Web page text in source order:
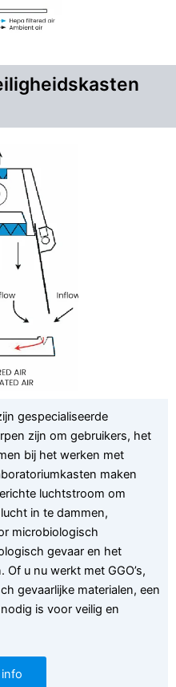
gespecialiseerde
zijn om gebruikers, het
bij het werken met
maken
luchtstroom om
in te dammen,
microbiologisch
gevaar en het
u nu werkt met GGO’s,
gevaarlijke materialen, een
is voor veilig en